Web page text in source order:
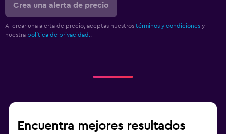
Crea una alerta de precio
Al crear una alerta de precio, aceptas nuestros términos y condiciones y
nuestra política de privacidad.
Encuentra mejores resultados